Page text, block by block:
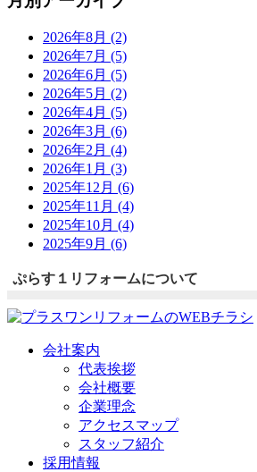
2026年8月 (2)
2026年7月 (5)
2026年6月 (5)
2026年5月 (2)
2026年4月 (5)
2026年3月 (6)
2026年2月 (4)
2026年1月 (3)
2025年12月 (6)
2025年11月 (4)
2025年10月 (4)
2025年9月 (6)
ぷらす１リフォームについて
会社案内
代表挨拶
会社概要
企業理念
アクセスマップ
スタッフ紹介
採用情報